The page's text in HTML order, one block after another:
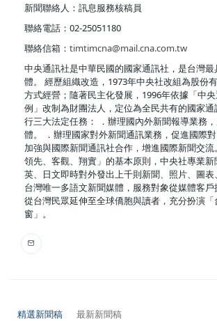
新聞聯絡人：訊息服務核稿員
聯絡電話：02-25051180
聯絡信箱： timtimcna@mail.cna.com.tw
中央通訊社是中華民國的國家通訊社，是台灣
體。 經歷組織改造，1973年中央社改組為股份
方式經營；隨著民主化發展，1996年依據「中
例」改制為財團法人，定位為全民共有的國家
行三大法定任務： ．辦理國內外新聞報導業務
體。 ．辦理國家對外新聞通訊業務，促進國際對
加強與國際新聞通訊社合作，增進國際新聞交流
領先、客觀、翔實」的基本原則，中央社專業新
英、日文即時對外發出上千則新聞、照片、圖
台灣唯一多語文新聞媒體，服務對象從媒體客戶
從台灣民眾延伸至全球僑胞與讀者，充分扮演「
窗」。
精選新聞稿 最新新聞稿